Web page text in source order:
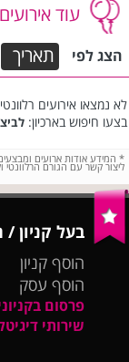
עוד אירועים
הצג לפי תאריך
לא נמצאו אירועים
בצעו חיפוש בארכיון:
* המידע אודות ארועים
ליצור קשר עם הגורם
בעל קניון /
הוסף קניון
הוסף עסק
פרסום
שירותי